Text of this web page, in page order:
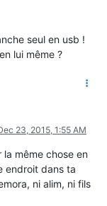
seul en usb !
lui même ?
23, 2015, 1:55 AM
même chose en
endroit dans ta
ni alim, ni fils